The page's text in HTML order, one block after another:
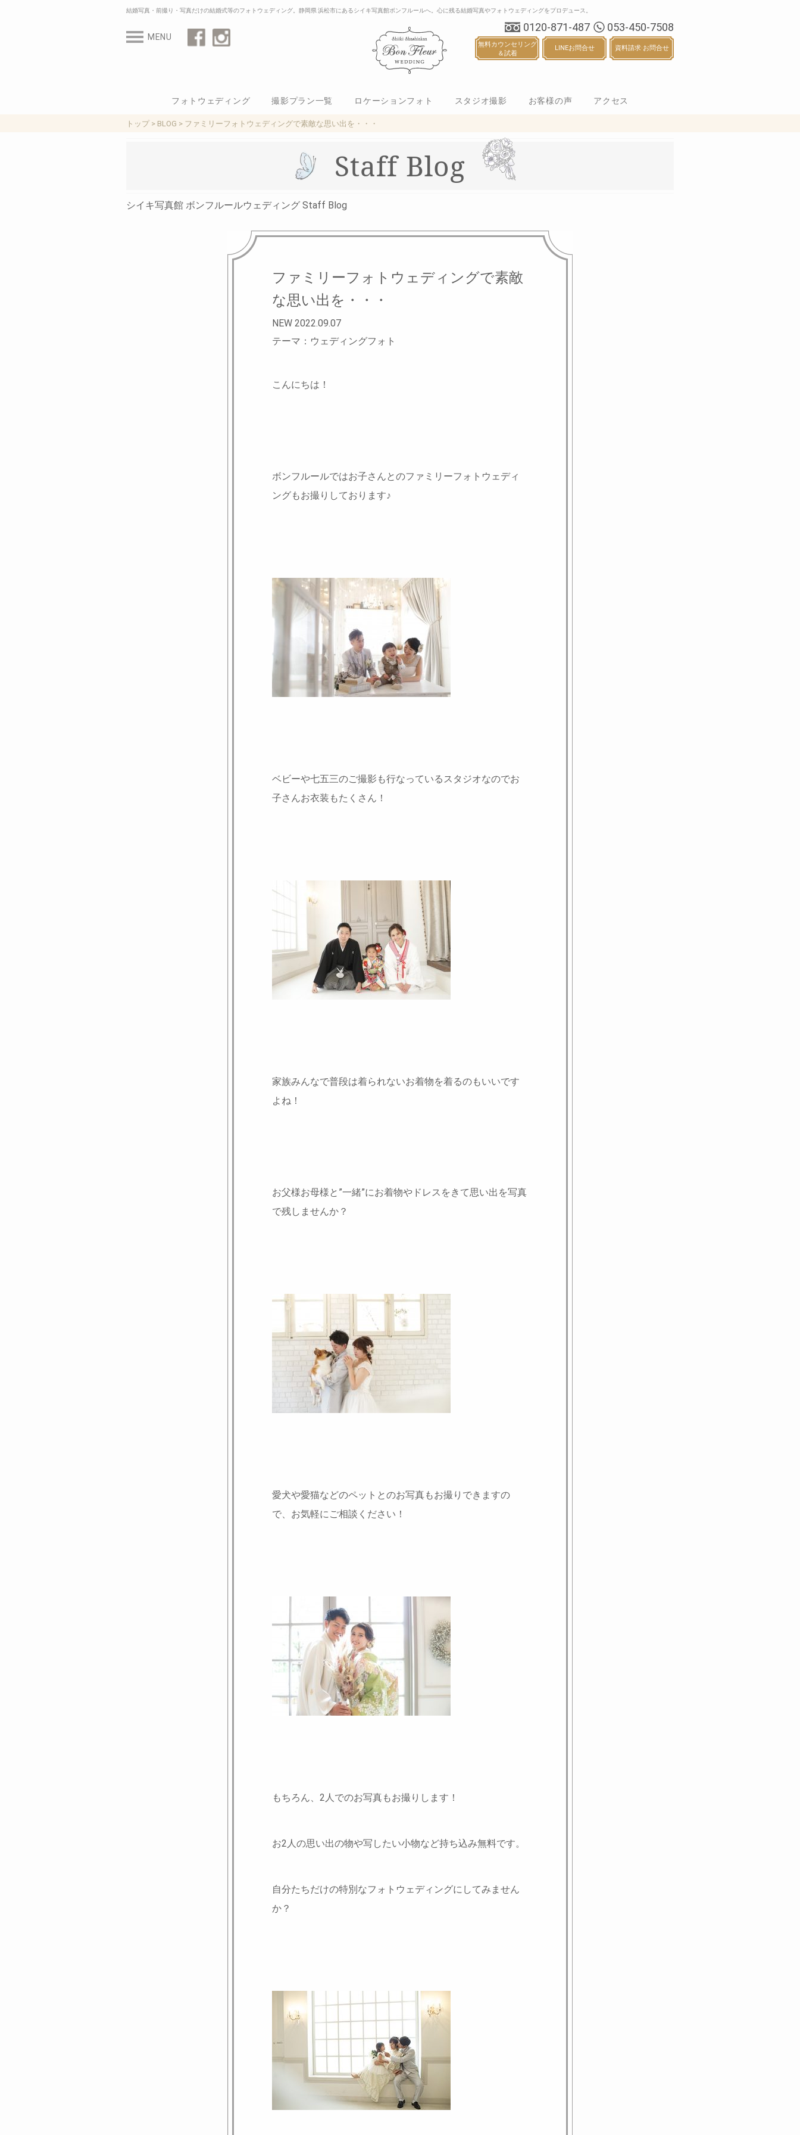
結婚写真・前撮り・写真だけの結婚式等のフォトウェディング。静岡県 浜松市にあるシイキ写真館ボンフルールへ。心に残る結婚写真やフォトウェディングをプロデュース。
MENU
0120-871-487 053-450-7508
資料請求·お問合せ
LINEお問合せ
無料カウンセリング
＆試着
フォトウェディング
写真ギャラリー
料金
よくある質問
紹介ムービー
ご利用の流れ（システム）
撮影プラン一覧
ロケーションフォト
スタジオ撮影
お客様の声 アクセス
トップ> BLOG > ファミリーフォトウェディングで素敵な思い出を・・・
Staff Blog
シイキ写真館 ボンフルールウェディング Staff Blog
ファミリーフォトウェディングで素敵
な思い出を・・・
NEW 2022.09.07
テーマ：ウェディングフォト
こんにちは！
ボンフルールではお子さんとのファミリーフォトウェディ
ングもお撮りしております♪
ベビーや七五三のご撮影も行なっているスタジオなのでお
子さんお衣装もたくさん！
家族みんなで普段は着られないお着物を着るのもいいです
よね！
お父様お母様と”一緒”にお着物やドレスをきて思い出を写真
で残しませんか？
愛犬や愛猫などのペットとのお写真もお撮りできますの
で、お気軽にご相談ください！
もちろん、2人でのお写真もお撮りします！
お2人の思い出の物や写したい小物など持ち込み無料です。
自分たちだけの特別なフォトウェディングにしてみません
か？